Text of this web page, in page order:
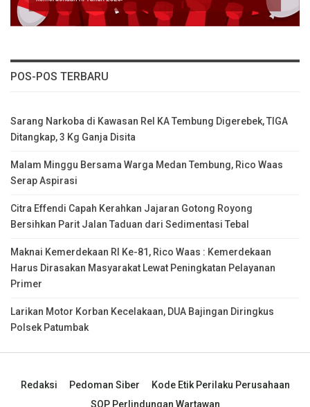
POS-POS TERBARU
Sarang Narkoba di Kawasan Rel KA Tembung Digerebek, TIGA
Ditangkap, 3 Kg Ganja Disita
Malam Minggu Bersama Warga Medan Tembung, Rico Waas
Serap Aspirasi
Citra Effendi Capah Kerahkan Jajaran Gotong Royong
Bersihkan Parit Jalan Taduan dari Sedimentasi Tebal
Maknai Kemerdekaan RI Ke-81, Rico Waas : Kemerdekaan
Harus Dirasakan Masyarakat Lewat Peningkatan Pelayanan
Primer
Larikan Motor Korban Kecelakaan, DUA Bajingan Diringkus
Polsek Patumbak
Redaksi Pedoman Siber
Kode Etik Perilaku Perusahaan
SOP Perlindungan Wartawan